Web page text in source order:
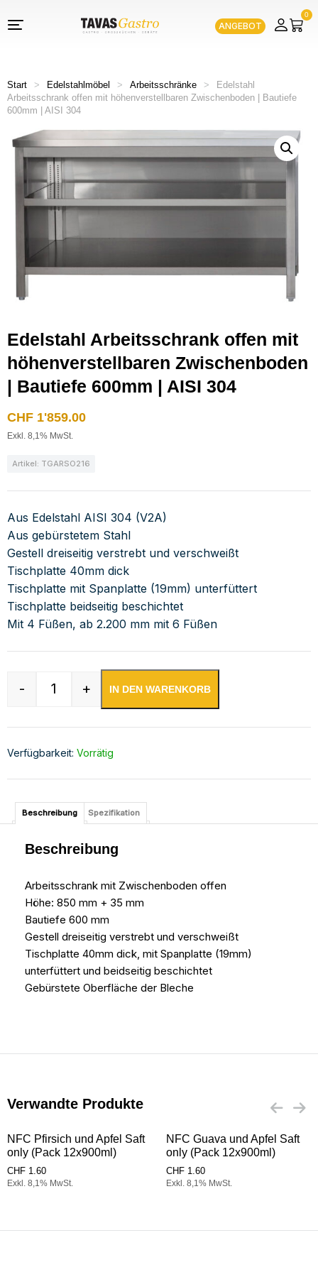
ANGEBOT
0
Start > Edelstahlmöbel > Arbeitsschränke >
Edelstahl
Arbeitsschrank offen mit höhenverstellbaren Zwischenboden | Bautiefe
600mm | AISI 304
Edelstahl Arbeitsschrank offen mit
höhenverstellbaren Zwischenboden
| Bautiefe 600mm | AISI 304
CHF 1'859.00
Exkl. 8,1% MwSt.
Artikel: TGARSO216
Aus Edelstahl AISI 304 (V2A)
Aus gebürstetem Stahl
Gestell dreiseitig verstrebt und verschweißt
Tischplatte 40mm dick
Tischplatte mit Spanplatte (19mm) unterfüttert
Tischplatte beidseitig beschichtet
Mit 4 Füßen, ab 2.200 mm mit 6 Füßen
Edelstahl Arbeitsschrank offen mit
- + IN DEN WARENKORB
Verfügbarkeit: Vorrätig
Beschreibung Spezifikation
Beschreibung
Arbeitsschrank mit Zwischenboden offen
Höhe: 850 mm + 35 mm
Bautiefe 600 mm
Gestell dreiseitig verstrebt und verschweißt
Tischplatte 40mm dick, mit Spanplatte (19mm)
unterfüttert und beidseitig beschichtet
Gebürstete Oberfläche der Bleche
Verwandte Produkte
NFC Pfirsich und Apfel Saft
only (Pack 12x900ml)
CHF 1.60
Exkl. 8,1% MwSt.
NFC Guava und Apfel Saft
only (Pack 12x900ml)
CHF 1.60
Exkl. 8,1% MwSt.